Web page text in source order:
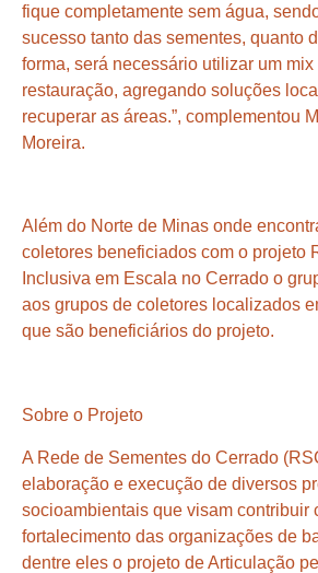
fique completamente sem água,
sucesso tanto das sementes, quanto
forma, será necessário utilizar um
restauração, agregando soluções
recuperar as áreas.”, complementou
Moreira.
Além do Norte de Minas onde
coletores beneficiados com o projeto
Inclusiva em Escala no Cerrado o
aos grupos de coletores localizados
que são beneficiários do projeto.
Sobre o Projeto
A Rede de Sementes do Cerrado
elaboração e execução de diversos
socioambientais que visam contribuir
fortalecimento das organizações de
dentre eles o projeto de Articulação